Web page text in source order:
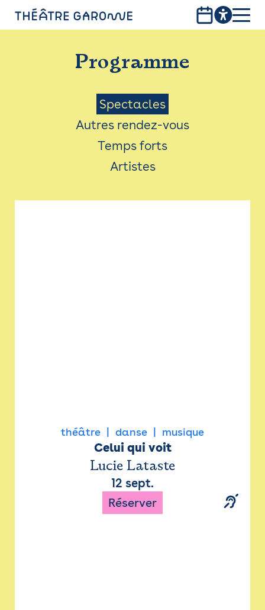
PROGRAMME
INFOS PRATIQUES
AVEC LES PUBLICS
ACCESSIBILITÉ
LES PRODUCTIONS
Programme
Menu
Saison
Spectacles
Autres rendez-vous
Temps forts
Artistes
théâtre danse musique
Celui qui voit
Lucie Lataste
12 sept.
Réserver